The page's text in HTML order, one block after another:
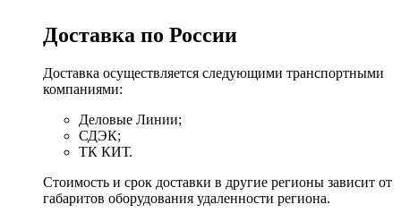
Доставка по России
Доставка осуществляется следующими транспортными
компаниями:
Деловые Линии;
СДЭК;
ТК КИТ.
Стоимость и срок доставки в другие регионы зависит от
габаритов оборудования удаленности региона.